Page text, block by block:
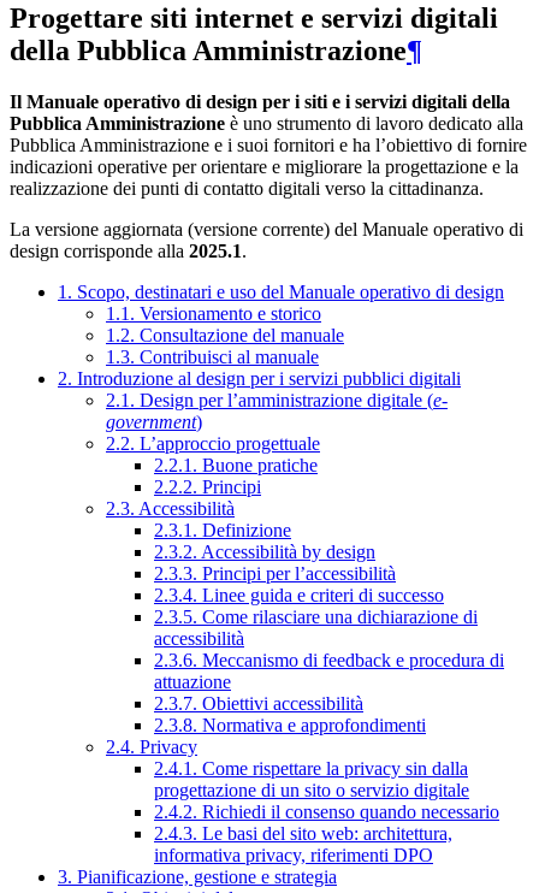
Progettare siti internet e servizi digitali
della Pubblica Amministrazione¶
Il Manuale operativo di design per i siti e i servizi digitali della
Pubblica Amministrazione è uno strumento di lavoro dedicato alla
Pubblica Amministrazione e i suoi fornitori e ha l’obiettivo di fornire
indicazioni operative per orientare e migliorare la progettazione e la
realizzazione dei punti di contatto digitali verso la cittadinanza.
La versione aggiornata (versione corrente) del Manuale operativo di
design corrisponde alla 2025.1.
1. Scopo, destinatari e uso del Manuale operativo di design
1.1. Versionamento e storico
1.2. Consultazione del manuale
1.3. Contribuisci al manuale
2. Introduzione al design per i servizi pubblici digitali
2.1. Design per l’amministrazione digitale (e-
government)
2.2. L’approccio progettuale
2.2.1. Buone pratiche
2.2.2. Principi
2.3. Accessibilità
2.3.1. Definizione
2.3.2. Accessibilità by design
2.3.3. Principi per l’accessibilità
2.3.4. Linee guida e criteri di successo
2.3.5. Come rilasciare una dichiarazione di
accessibilità
2.3.6. Meccanismo di feedback e procedura di
attuazione
2.3.7. Obiettivi accessibilità
2.3.8. Normativa e approfondimenti
2.4. Privacy
2.4.1. Come rispettare la privacy sin dalla
progettazione di un sito o servizio digitale
2.4.2. Richiedi il consenso quando necessario
2.4.3. Le basi del sito web: architettura,
informativa privacy, riferimenti DPO
3. Pianificazione, gestione e strategia